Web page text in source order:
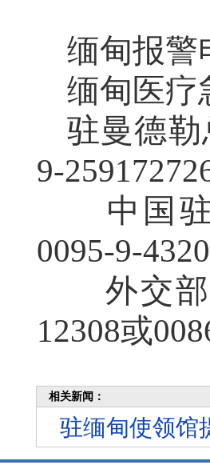
缅甸报警
缅甸医疗
驻曼德
9-
中国
0095-9-
外交
12308或
相关新闻：
驻缅甸使领馆